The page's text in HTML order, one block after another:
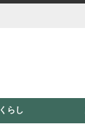
くらし